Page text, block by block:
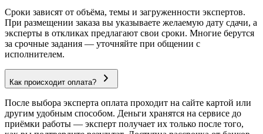
Сроки зависят от объёма, темы и загруженности экспертов.
При размещении заказа вы указываете желаемую дату сдачи, а
эксперты в откликах предлагают свои сроки. Многие берутся
за срочные задания — уточняйте при общении с
исполнителем.
Как происходит оплата?
После выбора эксперта оплата проходит на сайте картой или
другим удобным способом. Деньги хранятся на сервисе до
приёмки работы — эксперт получает их только после того,